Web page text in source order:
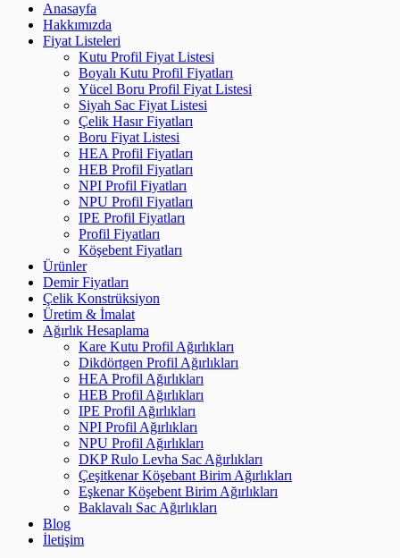
Anasayfa
Hakkımızda
Fiyat Listeleri
Kutu Profil Fiyat Listesi
Boyalı Kutu Profil Fiyatları
Yücel Boru Profil Fiyat Listesi
Siyah Sac Fiyat Listesi
Çelik Hasır Fiyatları
Boru Fiyat Listesi
HEA Profil Fiyatları
HEB Profil Fiyatları
NPI Profil Fiyatları
NPU Profil Fiyatları
IPE Profil Fiyatları
Profil Fiyatları
Köşebent Fiyatları
Ürünler
Demir Fiyatları
Çelik Konstrüksiyon
Üretim & İmalat
Ağırlık Hesaplama
Kare Kutu Profil Ağırlıkları
Dikdörtgen Profil Ağırlıkları
HEA Profil Ağırlıkları
HEB Profil Ağırlıkları
IPE Profil Ağırlıkları
NPI Profil Ağırlıkları
NPU Profil Ağırlıkları
DKP Rulo Levha Sac Ağırlıkları
Çeşitkenar Köşebant Birim Ağırlıkları
Eşkenar Köşebent Birim Ağırlıkları
Baklavalı Sac Ağırlıkları
Blog
İletişim